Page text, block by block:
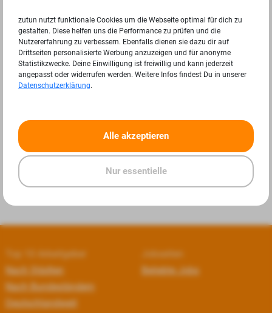
« »
Top 10 Arbeitgeber
Nach Städten
Nach Bundesländern
Deutschlandweit
Jobseiten
Beliebte Jobs
zutun nutzt funktionale Cookies um die Webseite optimal für dich zu
gestalten. Diese helfen uns die Performance zu prüfen und die
Nutzererfahrung zu verbessern. Ebenfalls dienen sie dazu dir auf
Drittseiten personalisierte Werbung anzuzeigen und für anonyme
Statistikzwecke. Deine Einwilligung ist freiwillig und kann jederzeit
angepasst oder widerrufen werden. Weitere Infos findest Du in unserer
Datenschutzerklärung.
Alle akzeptieren
Nur essentielle